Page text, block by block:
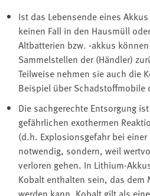
Ist das Lebensende eines
keinen Fall in den Hausmüll
Altbatterien bzw. -akkus
Sammelstellen der (Händler)
Teilweise nehmen sie auch die
Beispiel über Schadstoffmobile
Die sachgerechte Entsorgung
gefährlichen exothermen
(d.h. Explosionsgefahr bei
notwendig, sondern, weil
verloren gehen. In Lithium-
Kobalt enthalten sein, das dem
werden kann. Kobalt gilt als